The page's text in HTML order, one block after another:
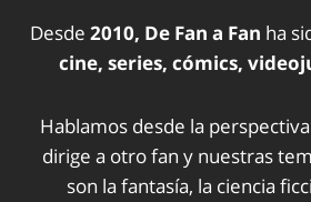
Desde 2010, De Fan a Fan ha
cine, series, cómics,
Hablamos desde la
dirige a otro fan y nuestras
son la fantasía, la ciencia